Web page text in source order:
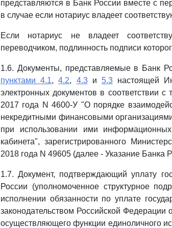
представляются в Банк России вместе с
в случае если нотариус владеет
Если нотариус не владеет
переводчиком, подлинность подписи
1.6. Документы, представляемые в Банк
пунктами 4.1,4.2, 4.3и 5.3настоящей
электронных документов в соответствии
2017 года N 4600-У "О порядке
некредитными финансовыми
при использовании ими
кабинета", зарегистрированного
2018 года N 49605 (далее - Указание Банка
1.7. Документ, подтверждающий уплату
России (уполномоченное структурное
исполнении обязанности по уплате
законодательством Российской
осуществляющего функции единоличного